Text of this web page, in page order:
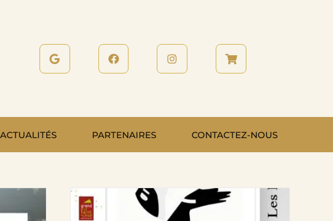
ACTUALITÉS PARTENAIRES CONTACTEZ-NOUS